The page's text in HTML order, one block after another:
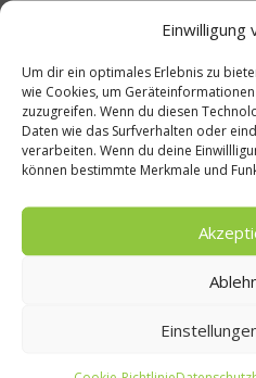
Einwilligung
Um dir ein optimales Erlebnis zu
wie Cookies, um
zuzugreifen. Wenn du diesen
Daten wie das Surfverhalten oder
verarbeiten. Wenn du deine
können bestimmte Merkmale und